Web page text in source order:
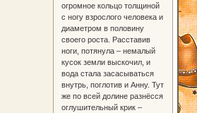
огромное кольцо толщиной
с ногу взрослого человека и
диаметром в половину
своего роста. Расставив
ноги, потянула – немалый
кусок земли выскочил, и
вода стала засасываться
внутрь, поглотив и Анну. Тут
же по всей долине разнёсся
оглушительный крик –